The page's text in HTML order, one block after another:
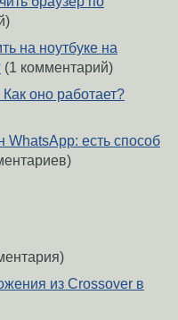
на ноутбуке на
(1 комментарий)
оно работает?
WhatsApp: есть способ
из Crossover в